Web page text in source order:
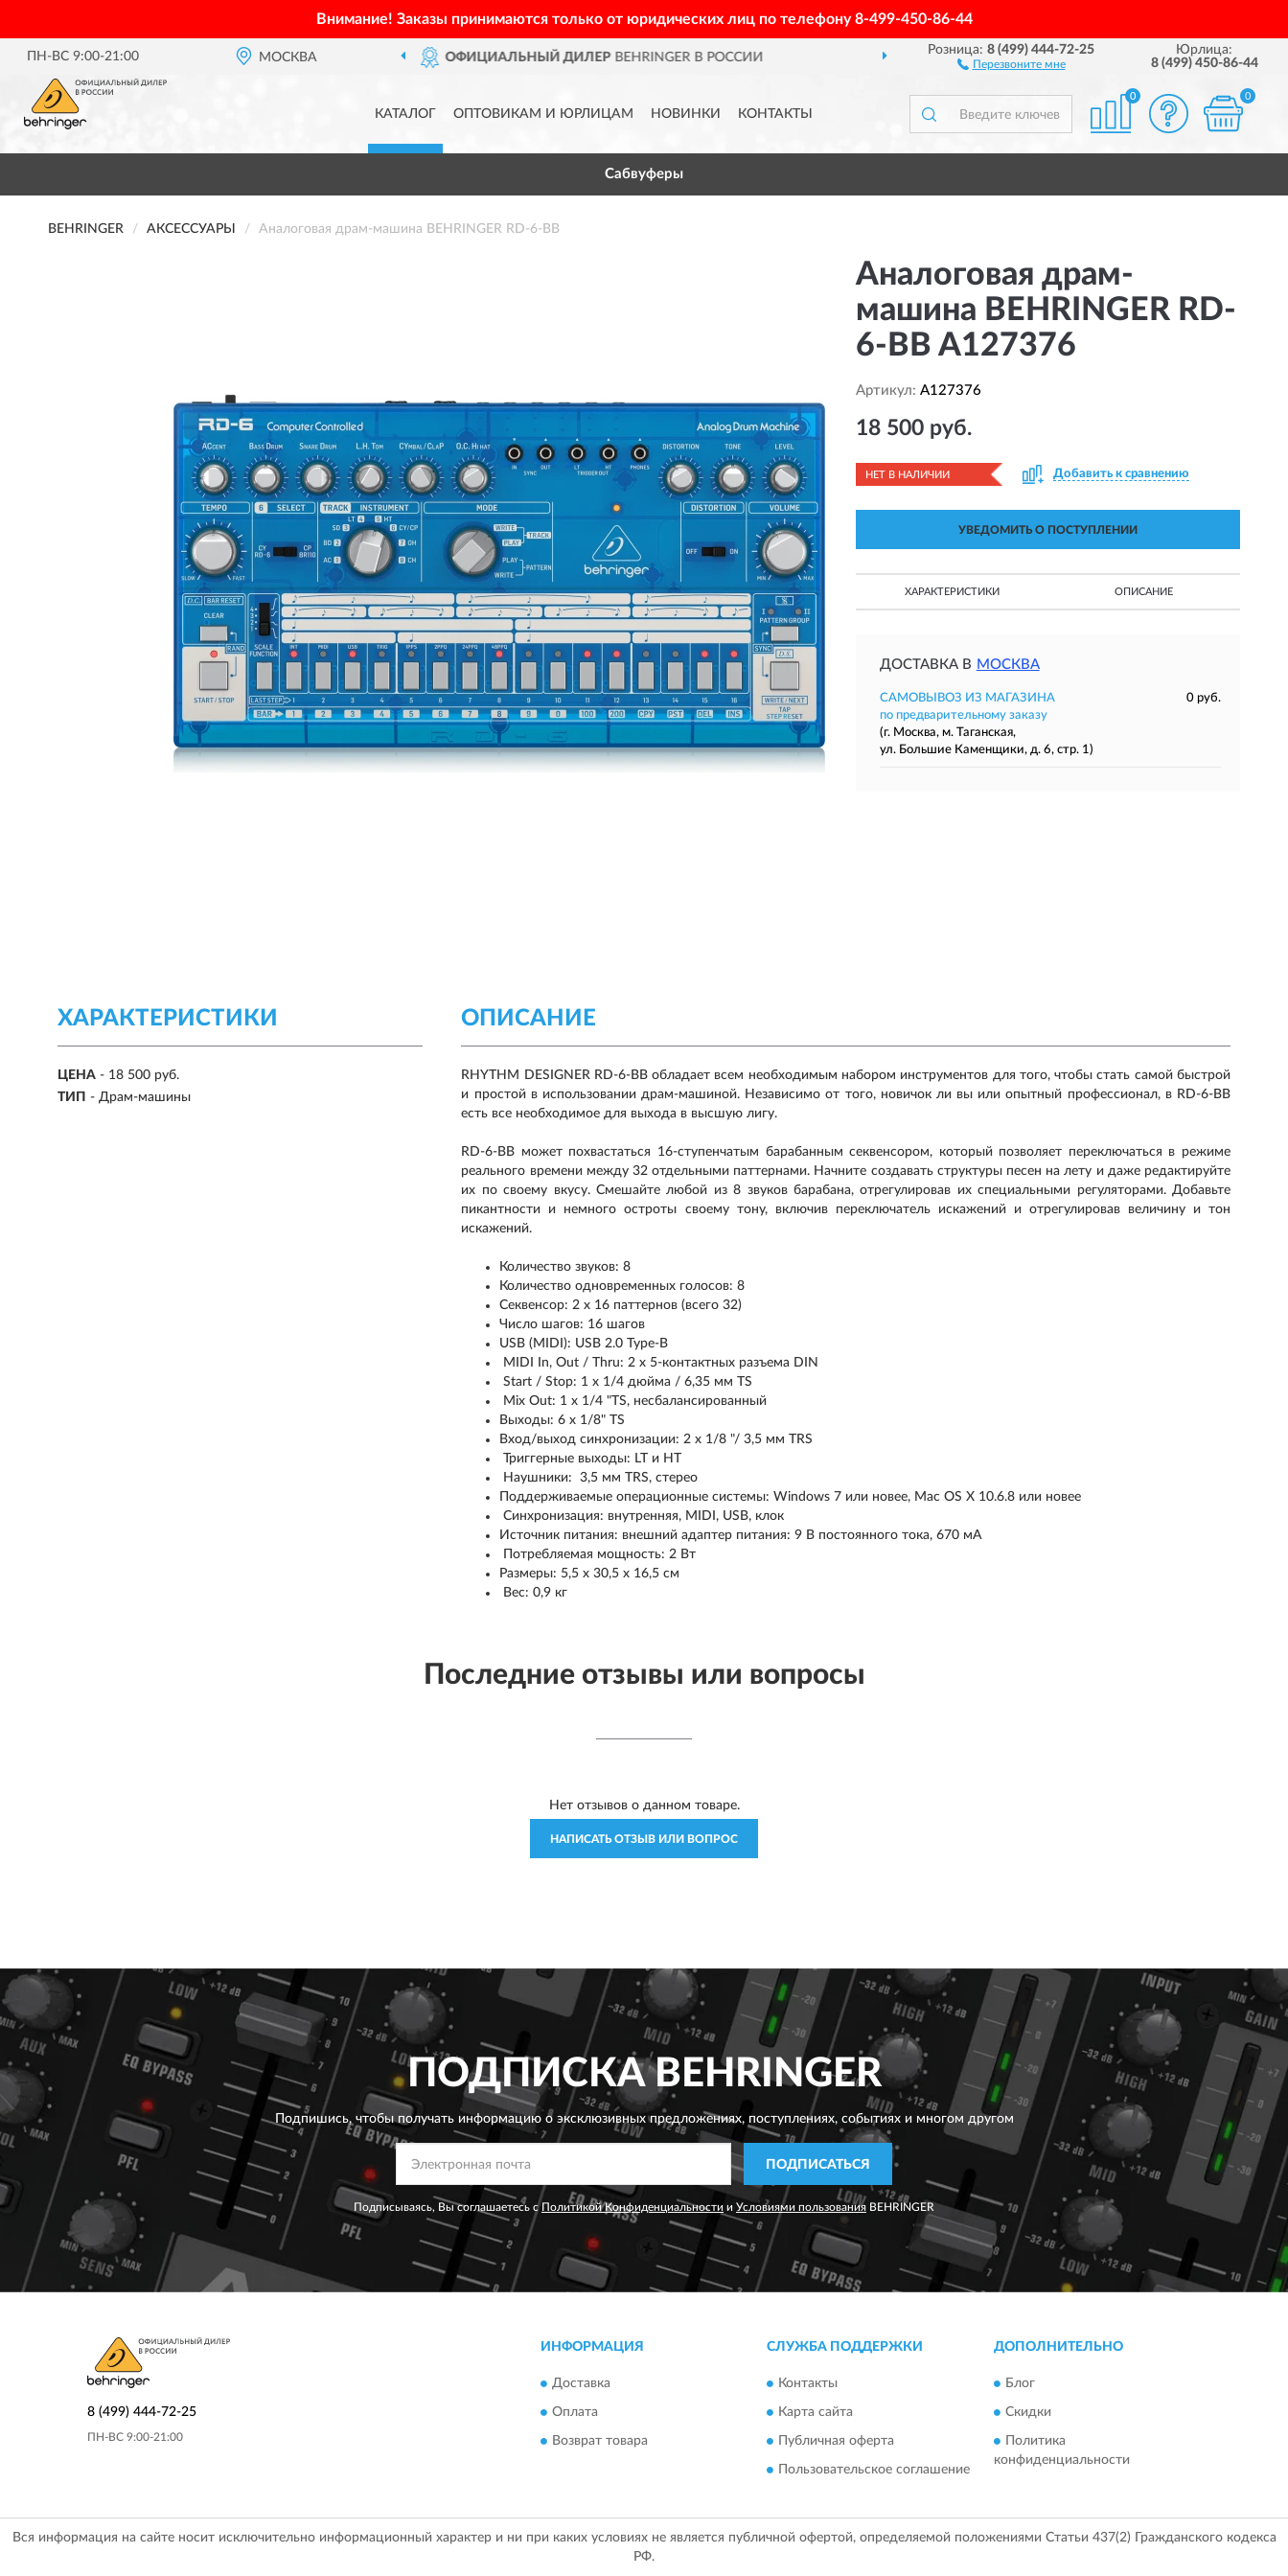
Внимание! Заказы принимаются только от юридических лиц по телефону8-499-450-86-44
ПН-ВС 9:00-21:00 МОСКВА
ОФИЦИАЛЬНЫЙ ДИЛЕР BEHRINGER В РОССИИ ДОСТАВИМ ПО ВСЕЙ РОССИИ ПОЛНЫЙ
Розница:8 (499) 444-72-25
Перезвоните мне
Юрлица:
8 (499) 450-86-44
КАТАЛОГ ОПТОВИКАМ И ЮРЛИЦАМ НОВИНКИ КОНТАКТЫ
0 0
Сабвуферы
BEHRINGER АКСЕССУАРЫ Аналоговая драм-машина BEHRINGER RD-6-BB
Аналоговая драм-
машина BEHRINGER RD-
6-BB A127376
Артикул: A127376
18 500 руб.
НЕТ В НАЛИЧИИ Добавить к сравнению
УВЕДОМИТЬ О ПОСТУПЛЕНИИ
ХАРАКТЕРИСТИКИ ОПИСАНИЕ
ДОСТАВКА В МОСКВА
САМОВЫВОЗ ИЗ МАГАЗИНА
0 руб.
по предварительному заказу
(г. Москва, м. Таганская,
ул. Большие Каменщики, д. 6, стр. 1)
ХАРАКТЕРИСТИКИ
ЦЕНА - 18 500 руб.
ТИП - Драм-машины
ОПИСАНИЕ
RHYTHM DESIGNER RD-6-BB обладает всем необходимым набором инструментов для того, чтобы стать самой быстрой
и простой в использовании драм-машиной. Независимо от того, новичок ли вы или опытный профессионал, в RD-6-BB
есть все необходимое для выхода в высшую лигу.
RD-6-BB может похвастаться 16-ступенчатым барабанным секвенсором, который позволяет переключаться в режиме
реального времени между 32 отдельными паттернами. Начните создавать структуры песен на лету и даже редактируйте
их по своему вкусу. Смешайте любой из 8 звуков барабана, отрегулировав их специальными регуляторами. Добавьте
пикантности и немного остроты своему тону, включив переключатель искажений и отрегулировав величину и тон
искажений.
Количество звуков: 8
Количество одновременных голосов: 8
Секвенсор: 2 x 16 паттернов (всего 32)
Число шагов: 16 шагов
USB (MIDI): USB 2.0 Type-B
MIDI In, Out / Thru: 2 x 5-контактных разъема DIN
Start / Stop: 1 x 1/4 дюйма / 6,35 мм TS
Mix Out: 1 x 1/4 "TS, несбалансированный
Выходы: 6 x 1/8" TS
Вход/выход синхронизации: 2 x 1/8 "/ 3,5 мм TRS
Триггерные выходы: LT и HT
Наушники: 3,5 мм TRS, стерео
Поддерживаемые операционные системы: Windows 7 или новее, Mac OS X 10.6.8 или новее
Синхронизация: внутренняя, MIDI, USB, клок
Источник питания: внешний адаптер питания: 9 В постоянного тока, 670 мА
Потребляемая мощность: 2 Вт
Размеры: 5,5 x 30,5 x 16,5 см
Вес: 0,9 кг
Последние отзывы или вопросы
Нет отзывов о данном товаре.
НАПИСАТЬ ОТЗЫВ ИЛИ ВОПРОС
ПОДПИСКАBEHRINGER
Подпишись, чтобы получать информацию о эксклюзивных предложениях,поступлениях, событиях и многом другом
ПОДПИСАТЬСЯ
Подписываясь, Вы соглашаетесь сПолитикой Конфиденциальности и Условиями пользования BEHRINGER
8 (499) 444-72-25
ПН-ВС 9:00-21:00
ИНФОРМАЦИЯ
Доставка
Оплата
Возврат товара
СЛУЖБА ПОДДЕРЖКИ
Контакты
Карта сайта
Публичная оферта
Пользовательское соглашение
ДОПОЛНИТЕЛЬНО
Блог
Скидки
Политика
конфиденциальности
Вся информация на сайте носит исключительно информационный характер и ни при каких условиях не является публичной офертой, определяемой положениями Статьи 437(2) Гражданского кодекса
РФ.